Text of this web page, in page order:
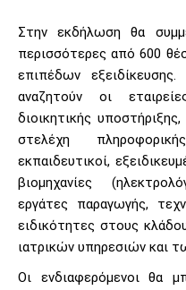
Στην εκδήλωση θα
περισσότερες από 600
επιπέδων εξειδίκευσης.
αναζητούν οι
διοικητικής
στελέχη
εκπαιδευτικοί,
βιομηχανίες
εργάτες παραγωγής,
ειδικότητες στους
ιατρικών υπηρεσιών και
Οι ενδιαφερόμενοι θα